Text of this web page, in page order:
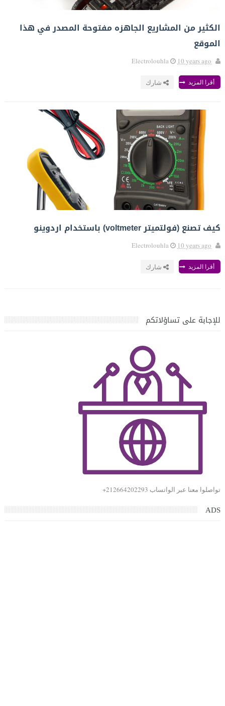
الكثير من المشاريع الجاهزه مفتوحة المصدر في هذا
الموقع
Electrolouhla 10 years ago
أقرا المزيد شارك
كيف تصنع (فولتميتر voltmeter) باستخدام اردوينو
Electrolouhla 10 years ago
أقرا المزيد شارك
للإجابة على تساؤلاتكم
تواصلوا معنا عبر الواتساب 212664202293+
ADS